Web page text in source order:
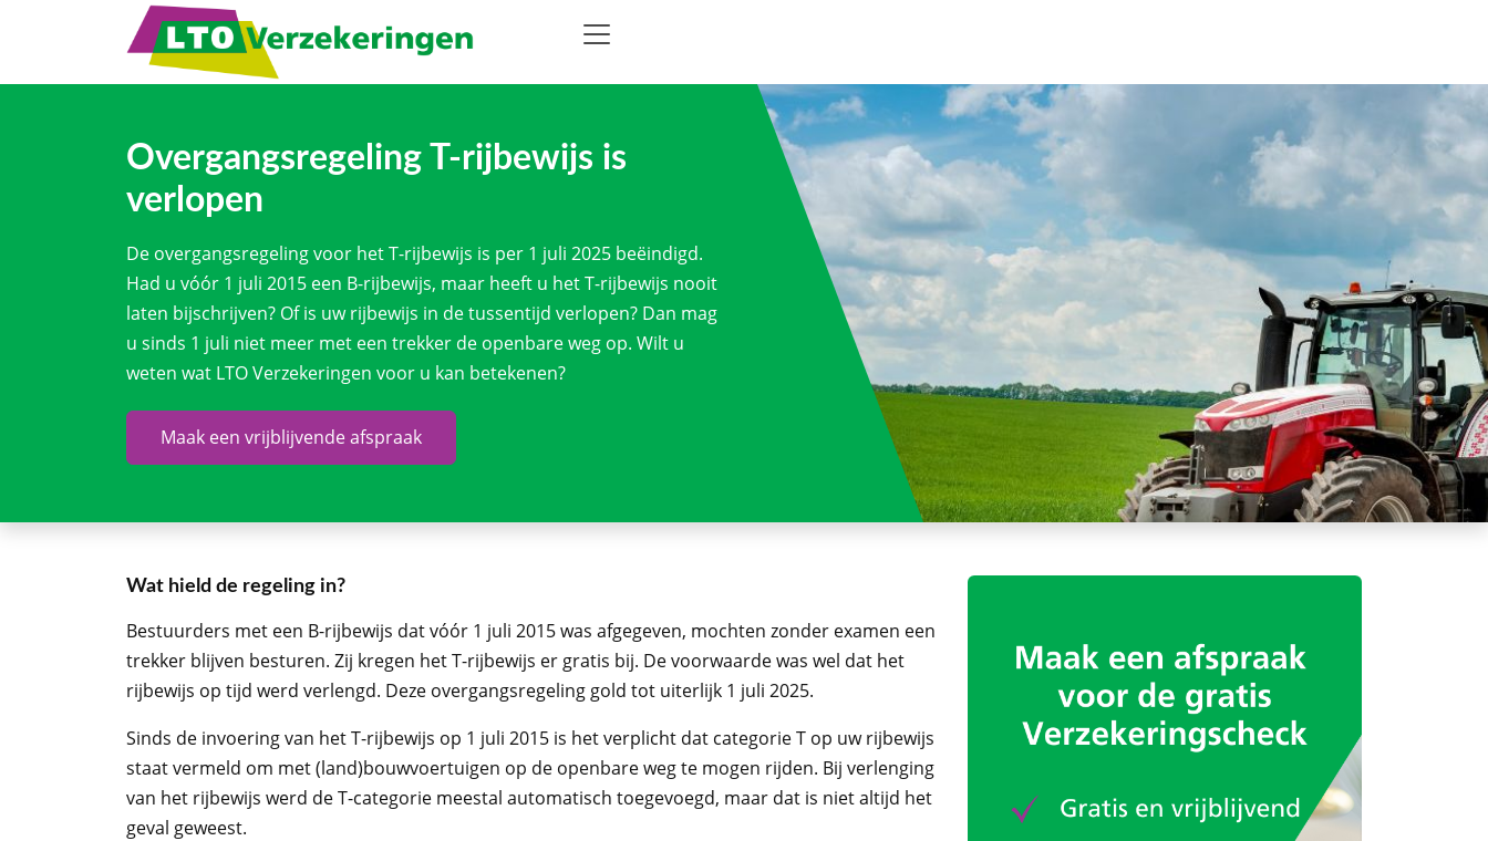
Overgangsregeling T-rijbewijs is
verlopen
De overgangsregeling voor het T-rijbewijs is per 1 juli 2025 beëindigd.
Had u vóór 1 juli 2015 een B-rijbewijs, maar heeft u het T-rijbewijs nooit
laten bijschrijven? Of is uw rijbewijs in de tussentijd verlopen? Dan mag
u sinds 1 juli niet meer met een trekker de openbare weg op. Wilt u
weten wat LTO Verzekeringen voor u kan betekenen?
Maak een vrijblijvende afspraak
Wat hield de regeling in?
Bestuurders met een B-rijbewijs dat vóór 1 juli 2015 was afgegeven, mochten zonder examen een
trekker blijven besturen. Zij kregen het T-rijbewijs er gratis bij. De voorwaarde was wel dat het
rijbewijs op tijd werd verlengd. Deze overgangsregeling gold tot uiterlijk 1 juli 2025.
Sinds de invoering van het T-rijbewijs op 1 juli 2015 is het verplicht dat categorie T op uw rijbewijs
staat vermeld om met (land)bouwvoertuigen op de openbare weg te mogen rijden. Bij verlenging
van het rijbewijs werd de T-categorie meestal automatisch toegevoegd, maar dat is niet altijd het
geval geweest.